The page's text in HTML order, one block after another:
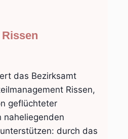
das Bezirksamt
Rissen,
geflüchteter
naheliegenden
durch das